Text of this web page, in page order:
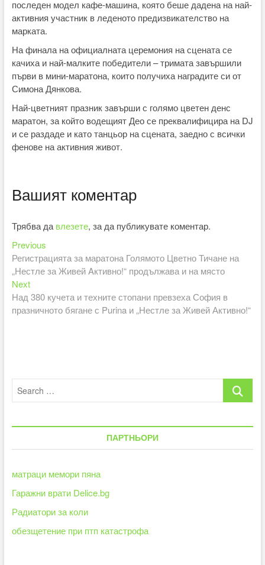
последен модел кафе-машина, която беше дадена на най-
активния участник в леденото предизвикателство на
марката.
На финала на официалната церемония на сцената се
качиха и най-малките победители – тримата завършили
първи в мини-маратона, които получиха наградите си от
Симона Дянкова.
Най-цветният празник завърши с голямо цветен денс
маратон, за който водещият Део се преквалифицира на DJ
и се раздаде и като танцьор на сцената, заедно с всички
фенове на активния живот.
Вашият коментар
Трябва да влезете, за да публикувате коментар.
Навигация
PreviousPrevious
post:
Регистрацията за маратона Голямото Цветно Тичане на
„Нестле за Живей Aктивно!“ продължава и на място
NextNext
post:
Над 380 кучета и техните стопани превзеха София в
празничното бягане с Purina и „Нестле за Живей Активно!“
Search
ПАРТНЬОРИ
матраци мемори пяна
Гаражни врати Delice.bg
Радиатори за коли
обезщетение при птп катастрофа